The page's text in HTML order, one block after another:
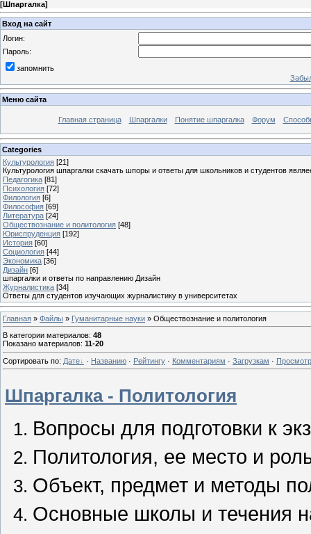
[Шпаргалка]
Вход на сайт
Логин:
Пароль:
запомнить
Меню сайта
Главная страница Шпаргалки Понятие шпаргалка Форум
Categories
Культурология [21]
Культурология шпаргалки скачать шпоры и ответы для школьников и студентов
Педагогика [81]
Психология [72]
Филология [6]
Философия [69]
Литература [24]
Обществознание и политология [48]
Юриспруденция [192]
История [60]
Социология [44]
Экономика [36]
Дизайн [6]
шпаргалки и ответы по направлению Дизайн
Журналистика [34]
Ответы для студентов изучающих журналистику в университетах
Главная » Файлы » Гуманитарные науки » Обществознание и политология
В категории материалов: 48
Показано материалов: 11-20
Сортировать по: Дате · Названию · Рейтингу · Комментариям · Загрузкам ·
Шпаргалка - Политология
Вопросы для подготовки к
Политология, ее место и
Объект, предмет и методы
Основные школы и течения